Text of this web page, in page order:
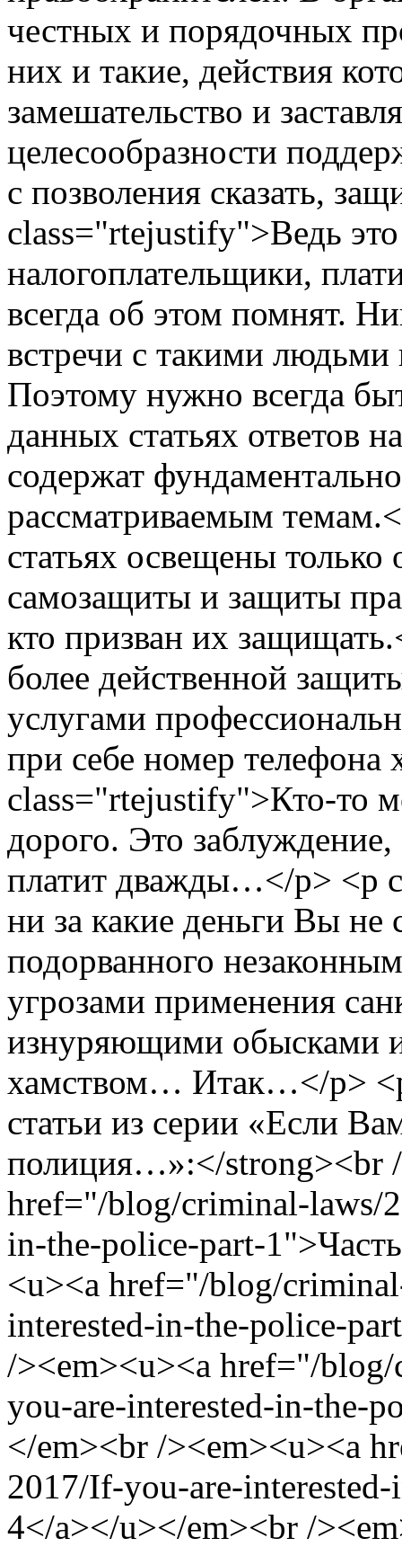
честных и порядочных
них и такие, действия
замешательство и
целесообразности
с позволения сказать,
class="rtejustify">Ведь
налогоплательщики,
всегда об этом помнят.
встречи с такими
Поэтому нужно всегда
данных статьях ответов
содержат
рассматриваемым
статьях освещены
самозащиты и защиты
кто призван их
более действенной
услугами
при себе номер
class="rtejustify">Кто-то
дорого. Это
платит дважды…</p> <p
ни за какие деньги Вы не
подорванного
угрозами применения
изнуряющими обысками
хамством… Итак…</p>
статьи из серии «Если
полиция…»:</strong><br
href="/blog/criminal-laws/
in-the-police-part-
<u><a href="/blog/
interested-in-the-police-
/><em><u><a href="/
you-are-interested-in-the-
</em><br /><em><u><a
2017/If-you-are-
4</a></u></em><br /